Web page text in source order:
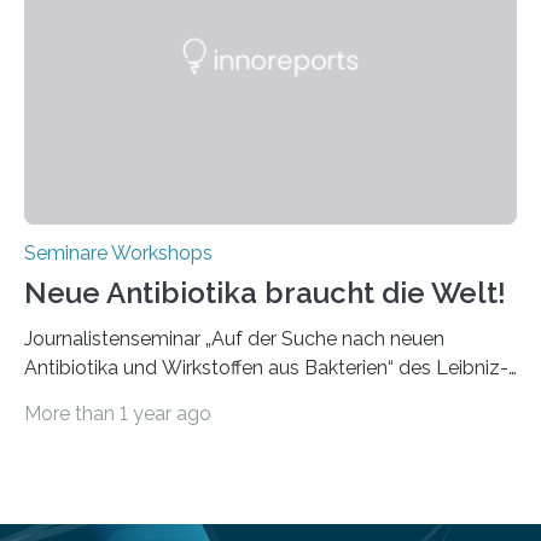
diesmal auf innovativen Strahlformungslösungen, die
Seminare Workshops
Neue Antibiotika braucht die Welt!
Journalistenseminar „Auf der Suche nach neuen
Antibiotika und Wirkstoffen aus Bakterien“ des Leibniz-
2024. Eine zunehmende und besorgniserregende
More than 1 year ago